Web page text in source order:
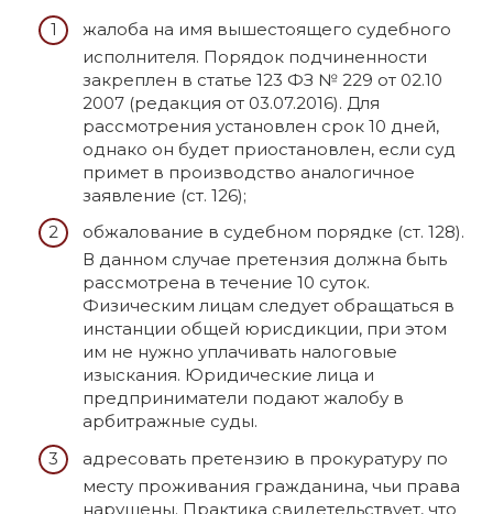
жалоба на имя вышестоящего судебного
исполнителя. Порядок подчиненности
закреплен в статье 123 ФЗ № 229 от 02.10
2007 (редакция от 03.07.2016). Для
рассмотрения установлен срок 10 дней,
однако он будет приостановлен, если суд
примет в производство аналогичное
заявление (ст. 126);
обжалование в судебном порядке (ст. 128).
В данном случае претензия должна быть
рассмотрена в течение 10 суток.
Физическим лицам следует обращаться в
инстанции общей юрисдикции, при этом
им не нужно уплачивать налоговые
изыскания. Юридические лица и
предприниматели подают жалобу в
арбитражные суды.
адресовать претензию в прокуратуру по
месту проживания гражданина, чьи права
нарушены. Практика свидетельствует, что